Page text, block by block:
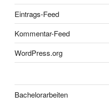
Eintrags-Feed
Kommentar-Feed
WordPress.org
Bachelorarbeiten